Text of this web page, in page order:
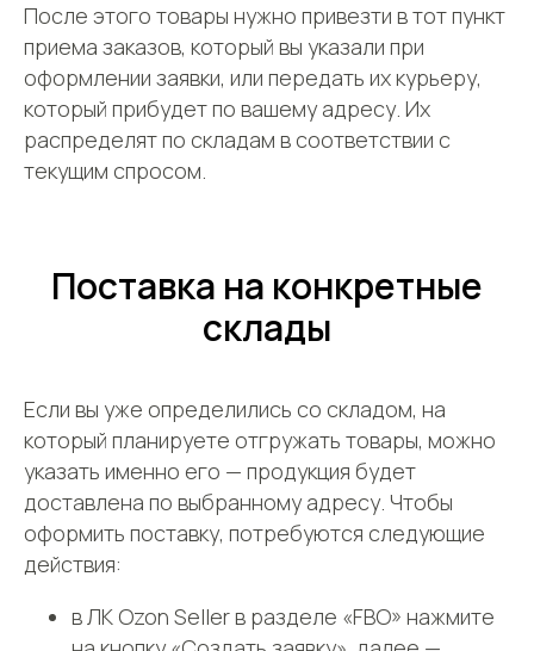
После этого товары нужно привезти в тот пункт
приема заказов, который вы указали при
оформлении заявки, или передать их курьеру,
который прибудет по вашему адресу. Их
распределят по складам в соответствии с
текущим спросом.
Поставка на конкретные
склады
Если вы уже определились со складом, на
который планируете отгружать товары, можно
указать именно его — продукция будет
доставлена по выбранному адресу. Чтобы
оформить поставку, потребуются следующие
действия:
в ЛК Ozon Seller в разделе «FBO» нажмите